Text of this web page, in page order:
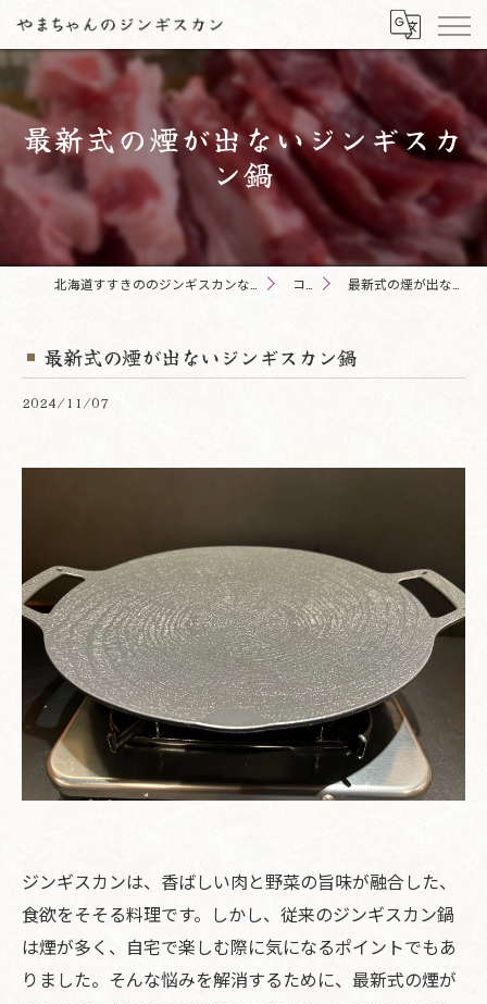
最新式の煙が出ないジンギスカ
ン鍋
コラム 最新式の煙が出ないジンギスカン鍋
最新式の煙が出ないジンギスカン鍋
2024/11/07
ジンギスカンは、香ばしい肉と野菜の旨味が融合した、
食欲をそそる料理です。しかし、従来のジンギスカン鍋
は煙が多く、自宅で楽しむ際に気になるポイントでもあ
りました。そんな悩みを解消するために、最新式の煙が